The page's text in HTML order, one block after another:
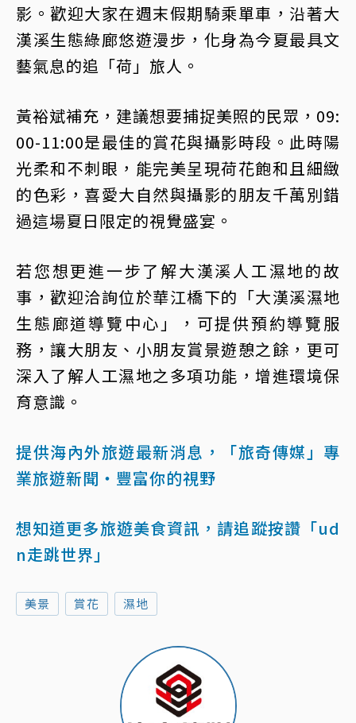
影。歡迎大家在週末假期騎乘單車，沿著大
漢溪生態綠廊悠遊漫步，化身為今夏最具文
藝氣息的追「荷」旅人。
黃裕斌補充，建議想要捕捉美照的民眾，09:
00-11:00是最佳的賞花與攝影時段。此時陽
光柔和不刺眼，能完美呈現荷花飽和且細緻
的色彩，喜愛大自然與攝影的朋友千萬別錯
過這場夏日限定的視覺盛宴。
若您想更進一步了解大漢溪人工濕地的故
事，歡迎洽詢位於華江橋下的「大漢溪濕地
生態廊道導覽中心」，可提供預約導覽服
務，讓大朋友、小朋友賞景遊憩之餘，更可
深入了解人工濕地之多項功能，增進環境保
育意識。
提供海內外旅遊最新消息，「旅奇傳媒」專
業旅遊新聞‧豐富你的視野
想知道更多旅遊美食資訊，請追蹤按讚「ud
n走跳世界」
美景 賞花 濕地